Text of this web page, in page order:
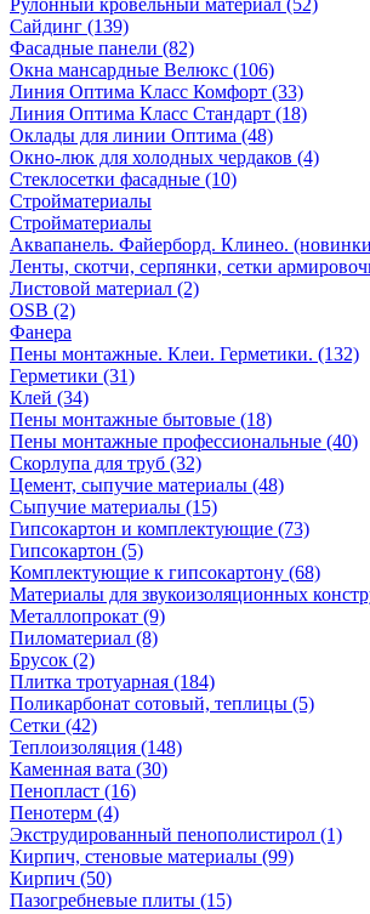
Рулонный кровельный материал (52)
Сайдинг (139)
Фасадные панели (82)
Окна мансардные Велюкс (106)
Линия Оптима Класс Комфорт (33)
Линия Оптима Класс Стандарт (18)
Оклады для линии Оптима (48)
Окно-люк для холодных чердаков (4)
Стеклосетки фасадные (10)
Стройматериалы
Стройматериалы
Аквапанель. Файерборд. Клинео.
Ленты, скотчи, серпянки, сетки
Листовой материал (2)
OSB (2)
Фанера
Пены монтажные. Клеи. Герметики. (132)
Герметики (31)
Клей (34)
Пены монтажные бытовые (18)
Пены монтажные профессиональные (40)
Скорлупа для труб (32)
Цемент, сыпучие материалы (48)
Сыпучие материалы (15)
Гипсокартон и комплектующие (73)
Гипсокартон (5)
Комплектующие к гипсокартону (68)
Материалы для звукоизоляционных
Металлопрокат (9)
Пиломатериал (8)
Брусок (2)
Плитка тротуарная (184)
Поликарбонат сотовый, теплицы (5)
Сетки (42)
Теплоизоляция (148)
Каменная вата (30)
Пенопласт (16)
Пенотерм (4)
Экструдированный пенополистирол (1)
Кирпич, стеновые материалы (99)
Кирпич (50)
Пазогребневые плиты (15)